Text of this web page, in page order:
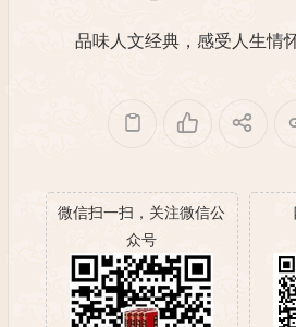
品味人文经典，感受人生情
微信扫一扫，关注微信公
众号